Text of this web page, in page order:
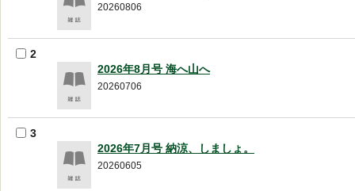
20260806
2
2026年8月号 海へ山へ
20260706
3
2026年7月号 納涼、しましょ。
20260605